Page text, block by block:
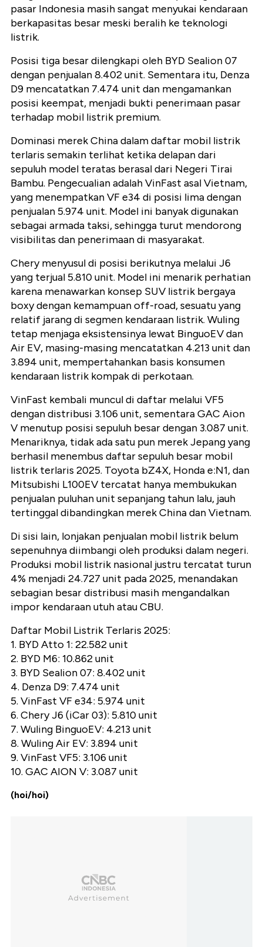
pasar Indonesia masih sangat menyukai kendaraan
berkapasitas besar meski beralih ke teknologi
listrik.
Posisi tiga besar dilengkapi oleh BYD Sealion 07
dengan penjualan 8.402 unit. Sementara itu, Denza
D9 mencatatkan 7.474 unit dan mengamankan
posisi keempat, menjadi bukti penerimaan pasar
terhadap mobil listrik premium.
Dominasi merek China dalam daftar mobil listrik
terlaris semakin terlihat ketika delapan dari
sepuluh model teratas berasal dari Negeri Tirai
Bambu. Pengecualian adalah VinFast asal Vietnam,
yang menempatkan VF e34 di posisi lima dengan
penjualan 5.974 unit. Model ini banyak digunakan
sebagai armada taksi, sehingga turut mendorong
visibilitas dan penerimaan di masyarakat.
Chery menyusul di posisi berikutnya melalui J6
yang terjual 5.810 unit. Model ini menarik perhatian
karena menawarkan konsep SUV listrik bergaya
boxy dengan kemampuan off-road, sesuatu yang
relatif jarang di segmen kendaraan listrik. Wuling
tetap menjaga eksistensinya lewat BinguoEV dan
Air EV, masing-masing mencatatkan 4.213 unit dan
3.894 unit, mempertahankan basis konsumen
kendaraan listrik kompak di perkotaan.
VinFast kembali muncul di daftar melalui VF5
dengan distribusi 3.106 unit, sementara GAC Aion
V menutup posisi sepuluh besar dengan 3.087 unit.
Menariknya, tidak ada satu pun merek Jepang yang
berhasil menembus daftar sepuluh besar mobil
listrik terlaris 2025. Toyota bZ4X, Honda e:N1, dan
Mitsubishi L100EV tercatat hanya membukukan
penjualan puluhan unit sepanjang tahun lalu, jauh
tertinggal dibandingkan merek China dan Vietnam.
Di sisi lain, lonjakan penjualan mobil listrik belum
sepenuhnya diimbangi oleh produksi dalam negeri.
Produksi mobil listrik nasional justru tercatat turun
4% menjadi 24.727 unit pada 2025, menandakan
sebagian besar distribusi masih mengandalkan
impor kendaraan utuh atau CBU.
Daftar Mobil Listrik Terlaris 2025:
1. BYD Atto 1: 22.582 unit
2. BYD M6: 10.862 unit
3. BYD Sealion 07: 8.402 unit
4. Denza D9: 7.474 unit
5. VinFast VF e34: 5.974 unit
6. Chery J6 (iCar 03): 5.810 unit
7. Wuling BinguoEV: 4.213 unit
8. Wuling Air EV: 3.894 unit
9. VinFast VF5: 3.106 unit
10. GAC AION V: 3.087 unit
(hoi/hoi)